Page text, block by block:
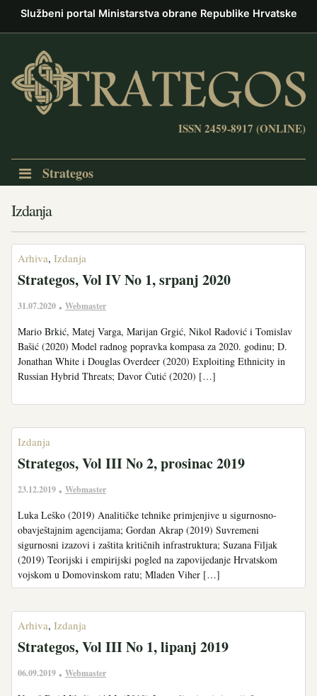
Službeni portal Ministarstva obrane Republike Hrvatske
ISSN 2459-8917 (ONLINE)
Strategos
Izdanja
Arhiva, Izdanja
Strategos, Vol IV No 1, srpanj 2020
31.07.2020 • Webmaster
Mario Brkić, Matej Varga, Marijan Grgić, Nikol Radović i Tomislav
Bašić (2020) Model radnog popravka kompasa za 2020. godinu; D.
Jonathan White i Douglas Overdeer (2020) Exploiting Ethnicity in
Russian Hybrid Threats; Davor Ćutić (2020) […]
Izdanja
Strategos, Vol III No 2, prosinac 2019
23.12.2019 • Webmaster
Luka Leško (2019) Analitičke tehnike primjenjive u sigurnosno-
obavještajnim agencijama; Gordan Akrap (2019) Suvremeni
sigurnosni izazovi i zaštita kritičnih infrastruktura; Suzana Filjak
(2019) Teorijski i empirijski pogled na zapovijedanje Hrvatskom
vojskom u Domovinskom ratu; Mladen Viher […]
Arhiva, Izdanja
Strategos, Vol III No 1, lipanj 2019
06.09.2019 • Webmaster